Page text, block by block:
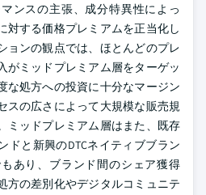
ンスの主張、成分特異性によっ
対する価格プレミアムを正当化し
ョンの観点では、ほとんどのプレ
がミッドプレミアム層をターゲッ
な処方への投資に十分なマージン
スの広さによって大規模な販売規
ミッドプレミアム層はまた、既存
ドと新興のDTCネイティブブラン
あり、ブランド間のシェア獲得
方の差別化やデジタルコミュニテ